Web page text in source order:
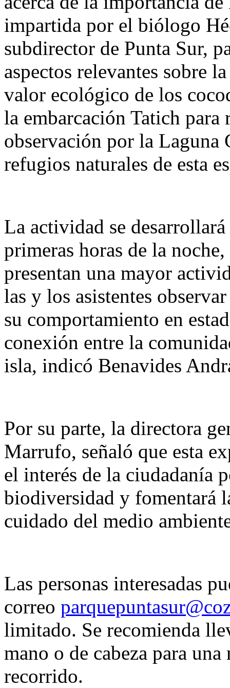
impartida por el biólogo
subdirector de Punta Sur,
aspectos relevantes sobre
valor ecológico de los
la embarcación Tatich
observación por la
refugios naturales de esta
La actividad se
primeras horas de la
presentan una mayor
las y los asistentes
su comportamiento en
conexión entre la
isla, indicó Benavides
Por su parte, la directora
Marrufo, señaló que esta
el interés de la ciudadanía
biodiversidad y fomentará
cuidado del medio
Las personas interesadas
correo
limitado. Se recomienda
mano o de cabeza para
recorrido.